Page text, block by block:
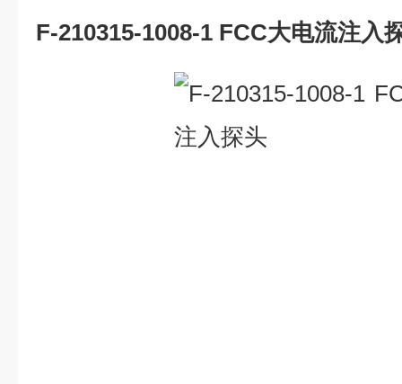
F-210315-1008-1 FCC大电流注入